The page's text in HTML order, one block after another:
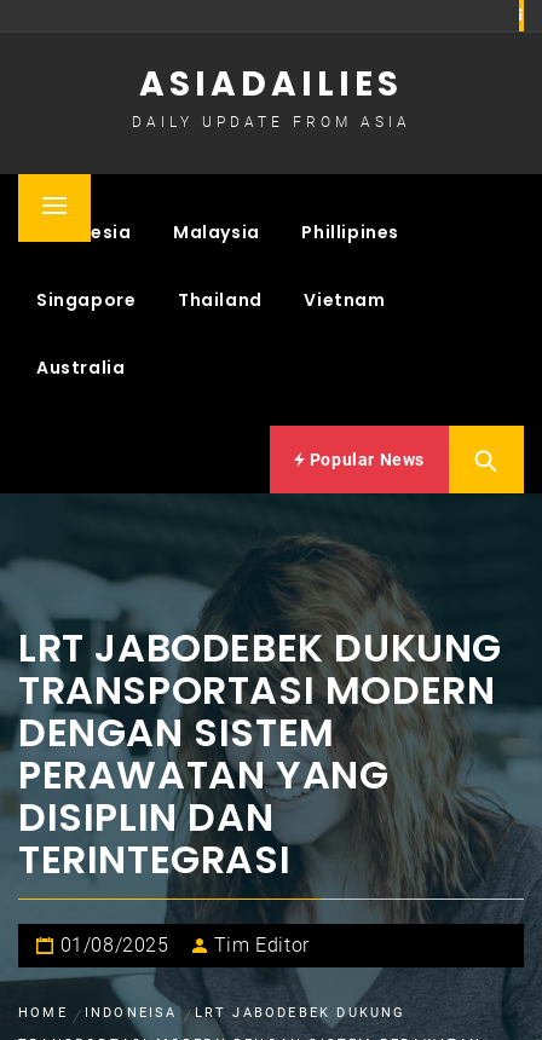
ASIADAILIES
DAILY UPDATE FROM ASIA
Primary
Indonesia Malaysia Phillipines
Singapore Thailand Vietnam
Australia
Popular News
LRT JABODEBEK DUKUNG
TRANSPORTASI MODERN
DENGAN SISTEM
PERAWATAN YANG
DISIPLIN DAN
TERINTEGRASI
01/08/2025 Tim Editor
HOME INDONEISA
LRT JABODEBEK DUKUNG